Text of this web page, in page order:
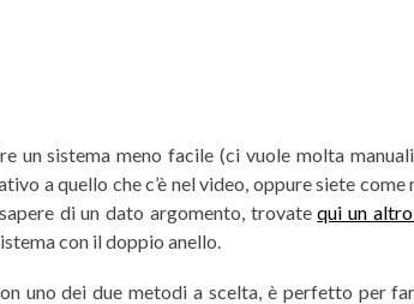
un sistema meno facile (ci vuole molta
a quello che c’è nel video, oppure siete come
di un dato argomento, trovatequi un
con il doppio anello.
uno dei due metodi a scelta, è perfetto per